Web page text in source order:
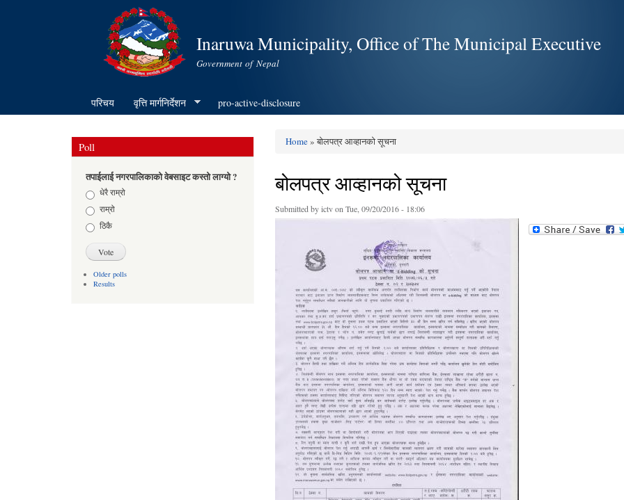
content
Inaruwa Municipality, Office of The Municipal Executive
Government of Nepal
परिचय वृत्ति मार्गनिर्देशन pro-active-disclosure
Poll
तपाईलाई नगरपालिकाको वेबसाइट कस्तो लाग्यो ?
Choicesधेरै राम्रो
राम्रो
ठिकै
Older polls
Results
You are here
Home» बोलपत्र आव्हानको सूचना
बोलपत्र आव्हानको सूचना
Submitted byictvon Tue, 09/20/2016 - 18:06